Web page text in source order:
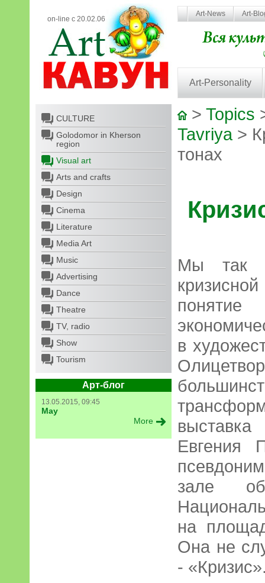
on-line с 20.02.06
Art-News Art-
Art-Personality
CULTURE
Golodomor in Kherson
region
Visual art
Arts and crafts
Design
Cinema
Literature
Media Art
Music
Advertising
Dance
Theatre
TV, radio
Show
Tourism
Арт-блог
13.05.2015, 09:45
May
More
> Topics
Tavriya>
тонах
Мы так
понятие
в
Евгения
зале
на
Она не
-